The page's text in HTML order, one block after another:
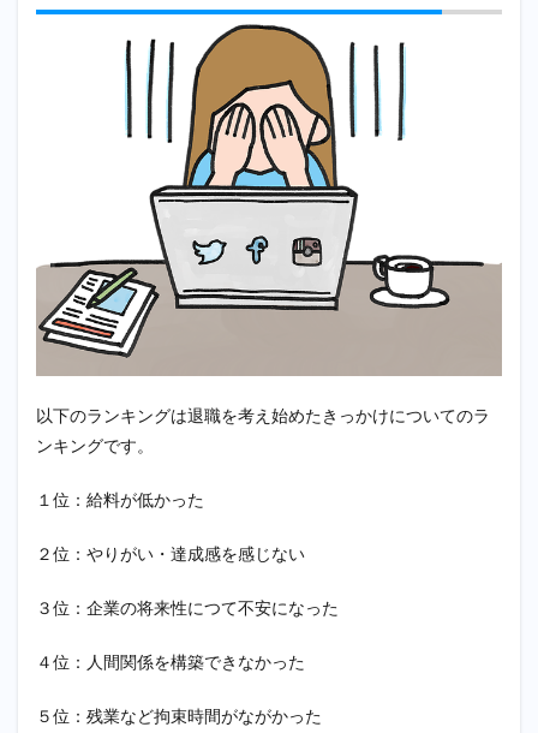
ラン
1.2
2位：
やり
が
い・
達成
感じ
るこ
とが
ない
3位：
の将
が不
安に
た
以下のランキングは退職を考え始めたきっかけについてのラ
ンキングです。
１位：給料が低かった
２位：やりがい・達成感を感じない
３位：企業の将来性につて不安になった
４位：人間関係を構築できなかった
５位：残業など拘束時間がながかった